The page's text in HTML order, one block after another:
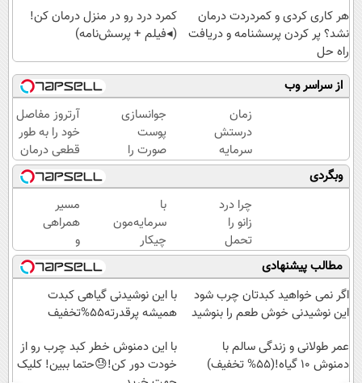
هر کاری کردی و کمردردت درمان
نشد؟ پر کردن پرسشنامه و دریافت
راه حل
کمرد درد رو در منزل درمان کن!
(◂فیلم + پرسش‌نامه)
از سراسر وب
زمان
درستش
سرمایه
گذاری
کن ✅
جوانسازی
پوست
صورت را
با کرم
ضدچروک
آلمانی
تجربه
کنید!
آرتروز مفاصل
خود را به طور
قطعی درمان
کنید!
◗پرسش‌نامه◖
وبگردی
چرا درد
زانو را
تحمل
می‌کنی؟
خیلی
ساده
درمنزل
کن
با
سرمایه‌مون
چیکار
کنیم؟
سیگنال
تخصصی
بگیر
مسیر
همراهی
و
گزارش
عملکرد
گروه
اسنپ
۱۴۰۴
مطالب پیشنهادی
اگر نمی خواهید کبدتان چرب شود
این نوشیدنی خوش طعم را بنوشید
با این نوشیدنی گیاهی کبدت
همیشه پرقدرته55%تخفیف
عمر طولانی و زندگی سالم با
دمنوش ۱۰ گیاه!(۵۵% تخفیف)
با این دمنوش خطر کبد چرب رو از
خودت دور کن!😓حتما ببین! کلیک